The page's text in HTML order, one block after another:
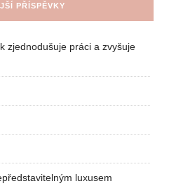
PŘÍSPĚVKY
zjednodušuje práci a zvyšuje
luxusem